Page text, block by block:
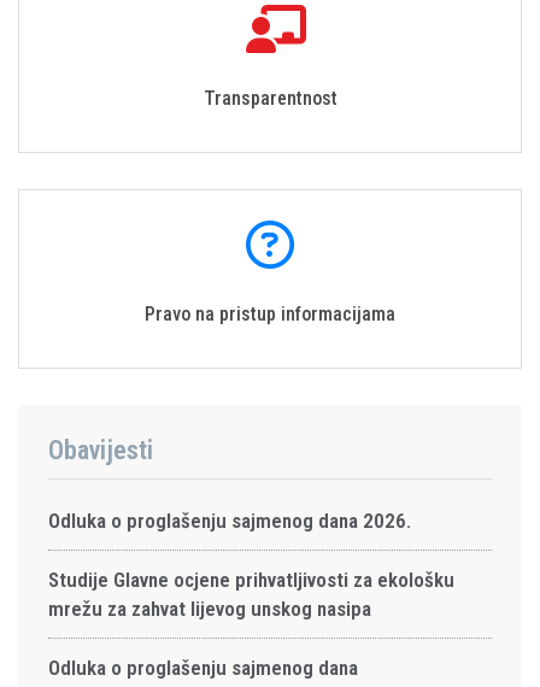
Transparentnost
Pravo na pristup informacijama
Obavijesti
Odluka o proglašenju sajmenog dana 2026.
Studije Glavne ocjene prihvatljivosti za ekološku
mrežu za zahvat lijevog unskog nasipa
Odluka o proglašenju sajmenog dana